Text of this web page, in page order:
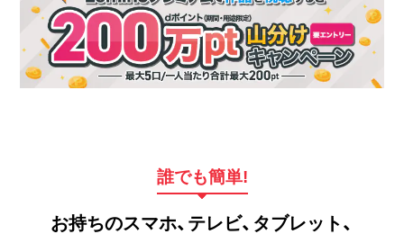
誰でも簡単!
お持ちのスマホ、テレビ、タブレット、